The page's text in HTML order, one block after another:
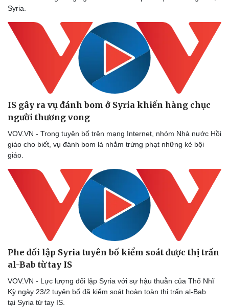
Bóng đá
Lịch thi đấu bóng đá
Thế giới thể thao
eSports
Hậu trường
Xe máy
Tư vấn
Syria.
IS gây ra vụ đánh bom ở Syria khiến hàng chục
người thương vong
VOV.VN - Trong tuyên bố trên mạng Internet, nhóm Nhà nước Hồi
giáo cho biết, vụ đánh bom là nhằm trừng phạt những kẻ bội
giáo.
Phe đối lập Syria tuyên bố kiểm soát được thị trấn
al-Bab từ tay IS
VOV.VN - Lực lượng đối lập Syria với sự hậu thuẫn của Thổ Nhĩ
Kỳ ngày 23/2 tuyên bố đã kiểm soát hoàn toàn thị trấn al-Bab
tại Syria từ tay IS.